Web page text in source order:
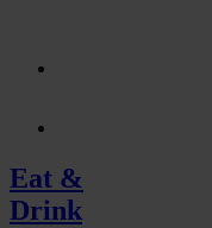
Eat &
Drink